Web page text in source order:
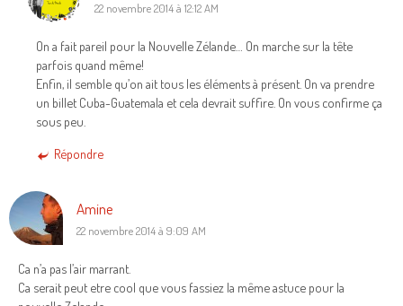
22 novembre 2014 à 12:12 AM
On a fait pareil pour la Nouvelle Zélande… On marche sur la tête
parfois quand même!
Enfin, il semble qu’on ait tous les éléments à présent. On va prendre
un billet Cuba-Guatemala et cela devrait suffire. On vous confirme ça
sous peu.
Répondre
Amine
22 novembre 2014 à 9:09 AM
Ca n’a pas l’air marrant.
Ca serait peut etre cool que vous fassiez la même astuce pour la